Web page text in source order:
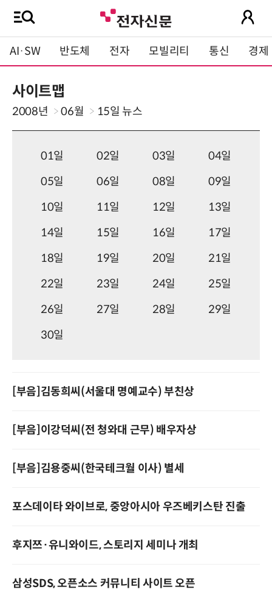
AI·SW 반도체 전자 모빌리티 통신 경제
사이트맵
2008년 06월 15일 뉴스
01일 02일 03일
04일
05일
06일 08일
09일
10일
11일 12일
13일
14일
15일 16일
17일
18일
19일 20일
21일
22일
23일 24일
25일
26일
27일 28일
29일
30일
[부음]김동희씨(서울대 명예교수) 부친상
[부음]이강덕씨(전 청와대 근무) 배우자상
[부음]김용중씨(한국테크월 이사) 별세
포스데이타 와이브로, 중앙아시아 우즈베키스탄 진출
후지쯔·유니와이드, 스토리지 세미나 개최
삼성SDS, 오픈소스 커뮤니티 사이트 오픈